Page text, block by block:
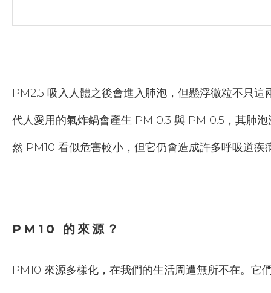
PM2.5 吸入人體之後會進入肺泡，但懸浮微粒不只
代人愛用的氣炸鍋會產生 PM 0.3 與 PM 0.5，其肺
然 PM10 看似危害較小，但它仍會造成許多呼吸道疾
PM10 的來源？
PM10 來源多樣化，在我們的生活周遭無所不在。它